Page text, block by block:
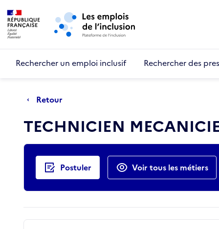
Aller au menu principal
Rechercher un emploi inclusif Rechercher des
Retour
TECHNICIEN
Actions rapides
Postuler Voir tous les métiers